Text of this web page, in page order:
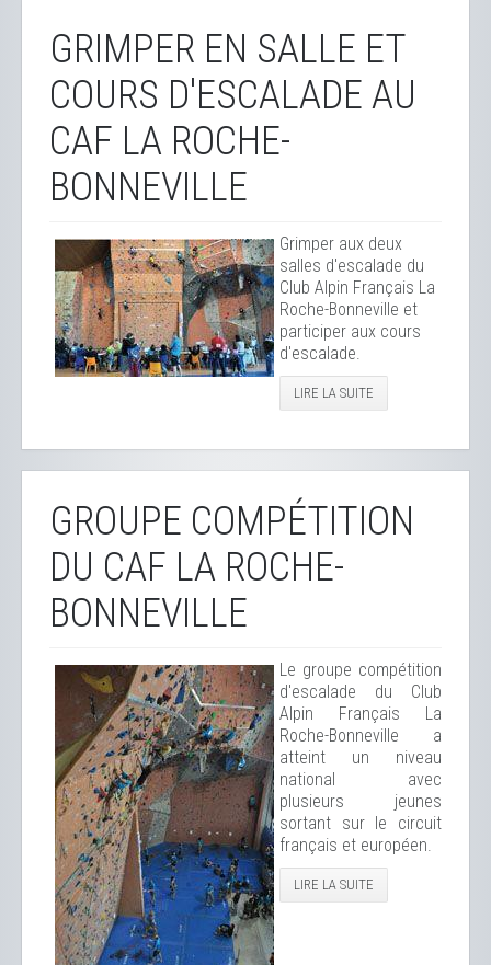
GRIMPER EN SALLE ET
COURS D'ESCALADE AU
CAF LA ROCHE-
BONNEVILLE
Grimper aux deux
salles d'escalade du
Club Alpin Français La
Roche-Bonneville et
participer aux cours
d'escalade.
LIRE LA SUITE
GROUPE COMPÉTITION
DU CAF LA ROCHE-
BONNEVILLE
Le groupe compétition
d'escalade du Club
Alpin Français La
Roche-Bonneville a
atteint un niveau
national avec
plusieurs jeunes
sortant sur le circuit
français et européen.
LIRE LA SUITE